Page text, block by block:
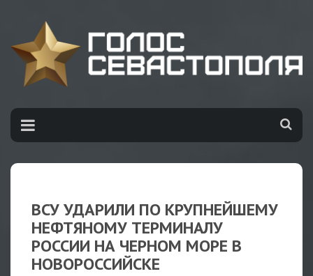
ВСУ УДАРИЛИ ПО КРУПНЕЙШЕМУ
НЕФТЯНОМУ ТЕРМИНАЛУ
РОССИИ НА ЧЕРНОМ МОРЕ В
НОВОРОССИЙСКЕ